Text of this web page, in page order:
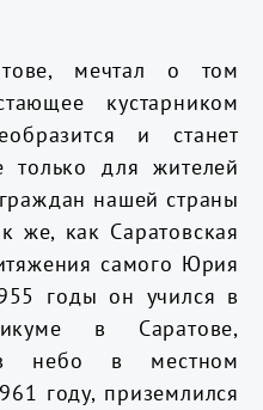
мечтал о том
кустарником
и станет
только для жителей
нашей страны
же, как Саратовская
самого Юрия
годы он учился в
в Саратове,
небо в местном
году, приземлился